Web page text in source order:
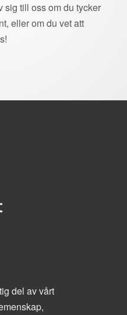
sig till oss om du tycker
eller om du vet att
del av vårt